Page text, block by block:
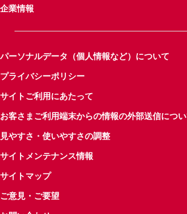
企業情報
パーソナルデータ（個人情報など）について
プライバシーポリシー
サイトご利用にあたって
お客さまご利用端末からの情報の外部送信につ
見やすさ・使いやすさの調整
サイトメンテナンス情報
サイトマップ
ご意見・ご要望